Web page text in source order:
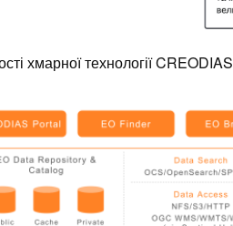
хмарної технології CREODIAS